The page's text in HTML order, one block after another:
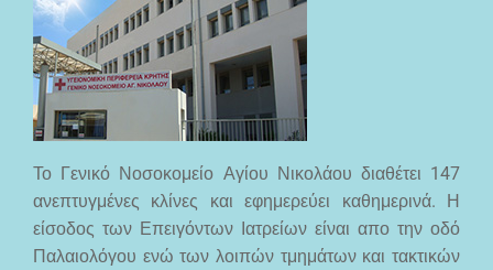
Το Γενικό Νοσοκομείο Αγίου Νικολάου διαθέτει 147
ανεπτυγμένες κλίνες και εφημερεύει καθημερινά. Η
είσοδος των Επειγόντων Ιατρείων είναι απο την οδό
Παλαιολόγου ενώ των λοιπών τμημάτων και τακτικών